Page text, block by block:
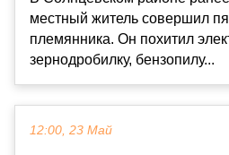
местный житель совершил
племянника. Он похитил
зернодробилку, бензопилу...
12:00, 23 Май